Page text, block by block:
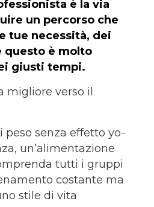
è la via
un percorso che
tue necessità, dei
questo è molto
giusti tempi.
migliore verso il
peso senza effetto yo-
un’alimentazione
tutti i gruppi
costante ma
stile di vita